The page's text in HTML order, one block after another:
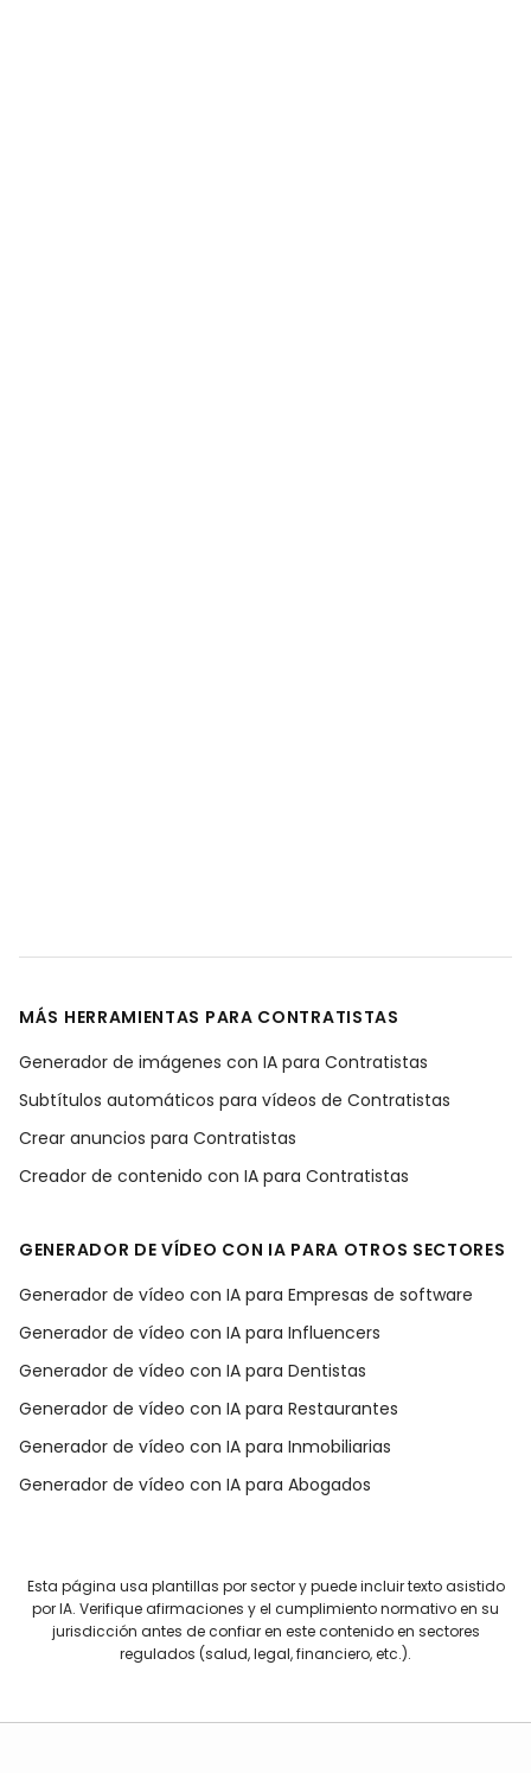
MÁS HERRAMIENTAS PARA CONTRATISTAS
Generador de imágenes con IA para Contratistas
Subtítulos automáticos para vídeos de Contratistas
Crear anuncios para Contratistas
Creador de contenido con IA para Contratistas
GENERADOR DE VÍDEO CON IA PARA OTROS SECTORES
Generador de vídeo con IA para Empresas de software
Generador de vídeo con IA para Influencers
Generador de vídeo con IA para Dentistas
Generador de vídeo con IA para Restaurantes
Generador de vídeo con IA para Inmobiliarias
Generador de vídeo con IA para Abogados
Esta página usa plantillas por sector y puede incluir texto asistido
por IA. Verifique afirmaciones y el cumplimiento normativo en su
jurisdicción antes de confiar en este contenido en sectores
regulados (salud, legal, financiero, etc.).